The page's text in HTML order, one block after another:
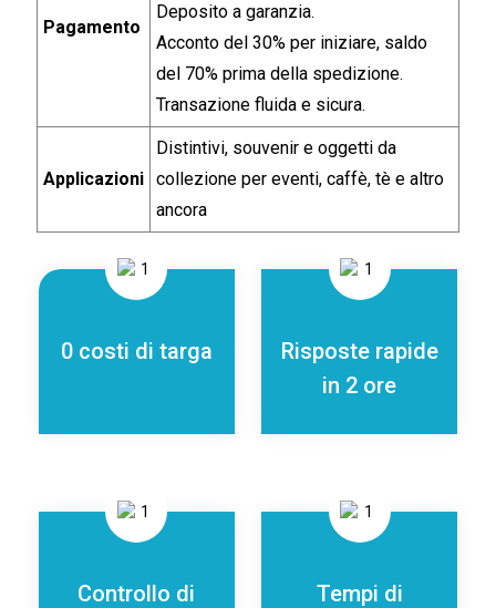
Pagamento
Deposito a garanzia.
Acconto del 30% per iniziare, saldo
del 70% prima della spedizione.
Transazione fluida e sicura.
Applicazioni
Distintivi, souvenir e oggetti da
collezione per eventi, caffè, tè e altro
ancora
0 costi di targa
Risposte rapide
in 2 ore
Controllo di
Tempi di